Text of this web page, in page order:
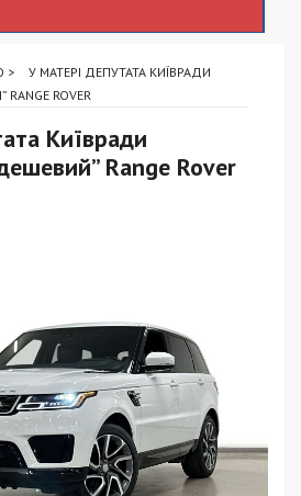
>
У МАТЕРІ ДЕПУТАТА КИЇВРАДИ
ROVER
Київради
Range Rover